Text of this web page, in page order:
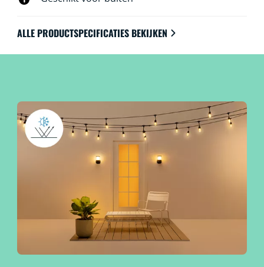
mooi verlicht worden.
ALLE PRODUCTSPECIFICATIES BEKIJKEN